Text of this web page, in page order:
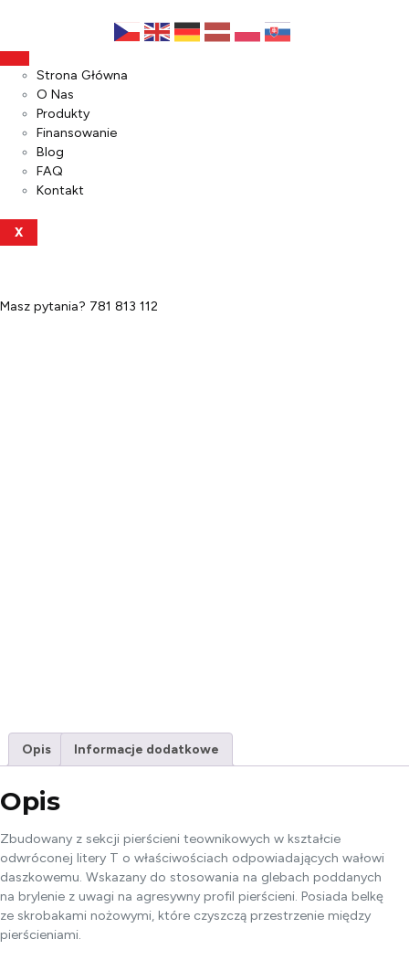
Strona Główna
O Nas
Produkty
Finansowanie
Blog
FAQ
Kontakt
X
Masz pytania? 781 813 112
Opis Informacje dodatkowe
Opis
Zbudowany z sekcji pierścieni teownikowych w kształcie
odwróconej litery T o właściwościach odpowiadających wałowi
daszkowemu. Wskazany do stosowania na glebach poddanych
na brylenie z uwagi na agresywny profil pierścieni. Posiada belkę
ze skrobakami nożowymi, które czyszczą przestrzenie między
pierścieniami.